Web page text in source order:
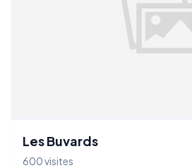
Les Buvards
600 visites